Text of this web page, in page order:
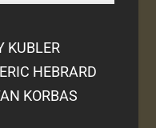
KUBLER
HEBRARD
KORBAS